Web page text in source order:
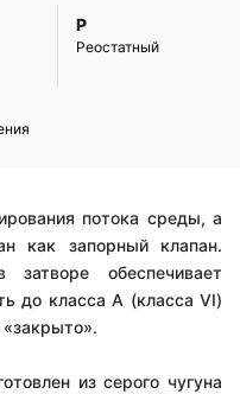
Р
Реостатный
потока среды, а
как запорный клапан.
затворе обеспечивает
до класса А (класса VI)
из серого чугуна